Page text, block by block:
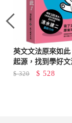
英文文法原來如
起源，找到學好文
$320 $ 528